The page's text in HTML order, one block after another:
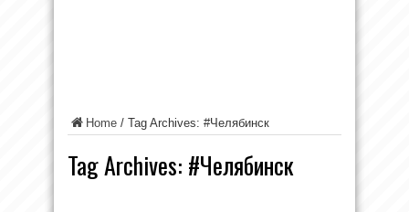
Home / Tag Archives: #Челябинск
Tag Archives: #Челябинск